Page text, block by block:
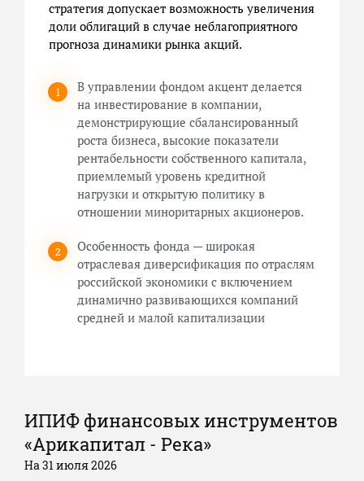
стратегия допускает возможность увеличения
доли облигаций в случае неблагоприятного
прогноза динамики рынка акций.
В управлении фондом акцент делается
на инвестирование в компании,
демонстрирующие сбалансированный
роста бизнеса, высокие показатели
рентабельности собственного капитала,
приемлемый уровень кредитной
нагрузки и открытую политику в
отношении миноритарных акционеров.
Особенность фонда — широкая
отраслевая диверсификация по отраслям
российской экономики с включением
динамично развивающихся компаний
средней и малой капитализации
ИПИФ финансовых инструментов
«Арикапитал - Река»
На 31 июля 2026